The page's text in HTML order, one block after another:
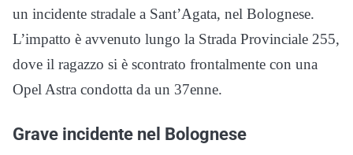
un incidente stradale a Sant’Agata, nel Bolognese.
L’impatto è avvenuto lungo la Strada Provinciale 255,
dove il ragazzo si è scontrato frontalmente con una
Opel Astra condotta da un 37enne.
Grave incidente nel Bolognese